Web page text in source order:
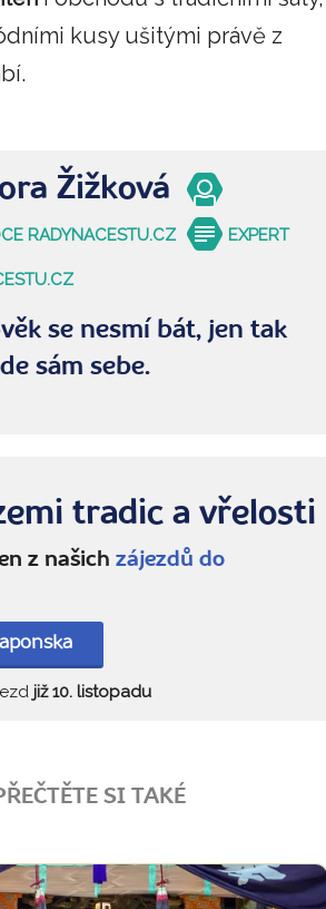
kusy ušitými právě z
Žižková
RADYNACESTU.CZ EXPERT
se nesmí bát, jen tak
sám sebe.
tradic a vřelosti
z našich zájezdů do
již 10. listopadu
SI TAKÉ